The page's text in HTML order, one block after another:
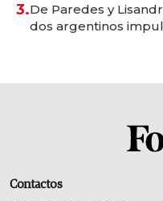
3.De Paredes y
dos argentinos
Contactos